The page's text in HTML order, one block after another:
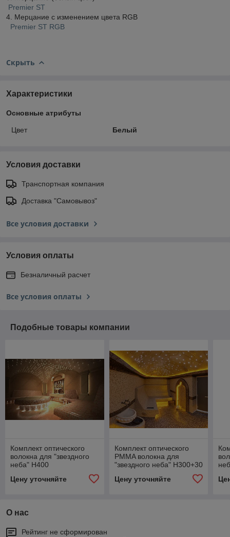
Premier ST
4. Мерцание с изменением цвета RGB
Premier ST RGB
Скрыть
Характеристики
Основные атрибуты
Цвет Белый
Условия доставки
Транспортная компания
Доставка "Самовывоз"
Все условия доставки
Условия оплаты
Безналичный расчет
Все условия оплаты
Подобные товары компании
Комплект оптического
волокна для "звездного
неба" H400
Цену уточняйте
Комплект оптического
PMMA волокна для
"звездного неба" H300+30
Цену уточняйте
О нас
Рейтинг не сформирован